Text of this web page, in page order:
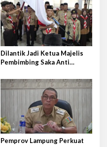
Dilantik Jadi Ketua Majelis
Pembimbing Saka Anti
Selatan, Kepala BNNK
Pramuka Garda P4GN
Pemprov Lampung Perkuat